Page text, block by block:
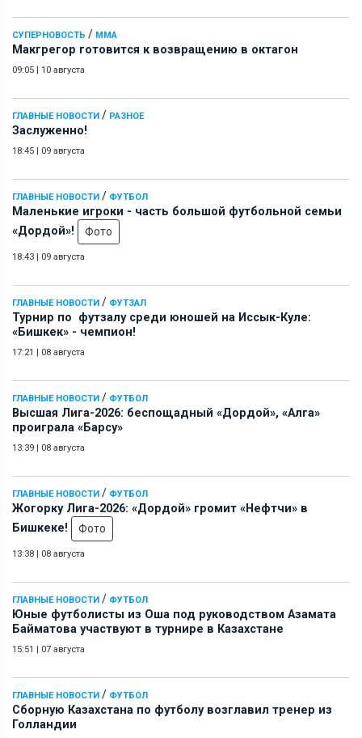
СУПЕРНОВОСТЬ / ММА
Макгрегор готовится к возвращению в октагон
09:05 | 10 августа
ГЛАВНЫЕ НОВОСТИ / РАЗНОЕ
Заслуженно!
18:45 | 09 августа
ГЛАВНЫЕ НОВОСТИ / ФУТБОЛ
Маленькие игроки - часть большой футбольной семьи
«Дордой»!
Фото
18:43 | 09 августа
ГЛАВНЫЕ НОВОСТИ / ФУТЗАЛ
Турнир по футзалу среди юношей на Иссык-Куле:
«Бишкек» - чемпион!
17:21 | 08 августа
ГЛАВНЫЕ НОВОСТИ / ФУТБОЛ
Высшая Лига-2026: беспощадный «Дордой», «Алга»
проиграла «Барсу»
13:39 | 08 августа
ГЛАВНЫЕ НОВОСТИ / ФУТБОЛ
Жогорку Лига-2026: «Дордой» громит «Нефтчи» в
Бишкеке!
Фото
13:38 | 08 августа
ГЛАВНЫЕ НОВОСТИ / ФУТБОЛ
Юные футболисты из Оша под руководством Азамата
Байматова участвуют в турнире в Казахстане
15:51 | 07 августа
ГЛАВНЫЕ НОВОСТИ / ФУТБОЛ
Сборную Казахстана по футболу возглавил тренер из
Голландии